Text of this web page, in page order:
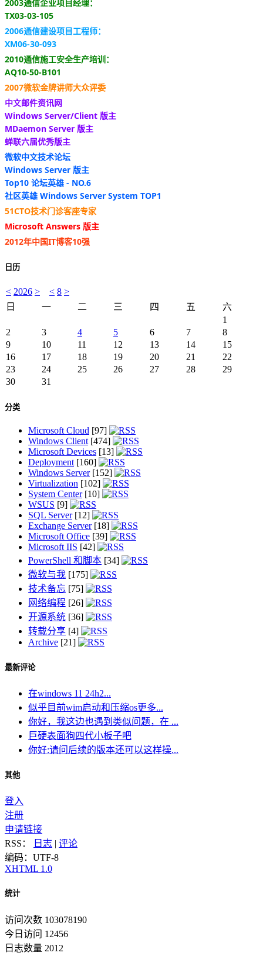
2003通信企业项目经理：
TX03-03-105
2006通信建设项目工程师：
XM06-30-093
2010通信施工安全生产培训：
AQ10-50-B101
2007微软金牌讲师大众评委
中文邮件资讯网
Windows Server/Client 版主
MDaemon Server 版主
蝉联六届优秀版主
微软中文技术论坛
Windows Server 版主
Top10 论坛英雄 - NO.6
社区英雄 Windows Server System TOP1
51CTO技术门诊客座专家
Microsoft Answers 版主
2012年中国IT博客10强
日历
< 2026 > < 8 >
日
一 二 三 四 五
六
1
2
3 4 5 6 7
8
9
10 11 12 13 14
15
16
17 18 19 20 21
22
23
24 25 26 27 28
29
30
31
分类
Microsoft Cloud [97]
Windows Client[474]
Microsoft Devices [13]
Deployment[160]
Windows Server[152]
Virtualization [102]
System Center[10]
WSUS [9]
SQL Server[12]
Exchange Server[18]
Microsoft Office [39]
Microsoft IIS [42]
PowerShell 和脚本 [34]
微软与我 [175]
技术备忘 [75]
网络编程 [26]
开源系统 [36]
转载分享 [4]
Archive [21]
最新评论
在windows 11 24h2...
似乎目前wim启动和压缩os更多...
你好，我这边也遇到类似问题，在 ...
巨硬表面狗四代小板子吧
你好:请问后续的版本还可以这样操...
其他
登入
注册
申请链接
RSS：
日志 | 评论
编码：UTF-8
XHTML 1.0
统计
访问次数 103078190
今日访问 12456
日志数量 2012